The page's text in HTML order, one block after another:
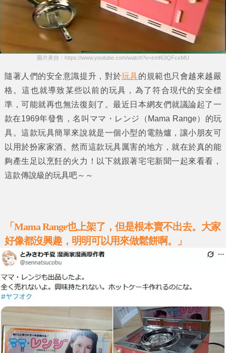
圖片來自：https://www.youtube.com/watch?v=zmf63QFcxMU
隨著人們的安全意識提升，對於玩具的規範也只會越來越嚴
格。這也就導致某些以前的玩具，為了符合現代的安全標
準，可能就再也無法復刻了。最近日本網友們就議論起了一
款在1969年發售，名叫 ママ・レンジ （Mama Range）的玩
具。這款玩具簡單來說就是一個小型的電熱爐 ，讓小朋友可
以用於扮家家酒。然而這款玩具厲害的地方，就在於真的能
夠產生足以烹飪的火力！以下就跟著宅宅新聞一起來看看，
這款傳說級的玩具吧～～
「Mama Range也上架了，但是根本賣不出去。大家
好像都沒興趣，明明可以用來做鬆餅啊。」